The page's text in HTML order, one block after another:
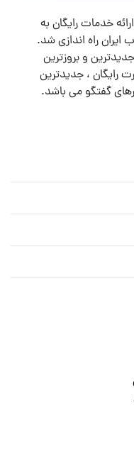
سال ۱۳۸۶ با هدف ارائه خدمات رایگان به
ایران راه اندازی شد.
و بروزترین
رایگان ، جدیدترین
گفتگو می باشد.